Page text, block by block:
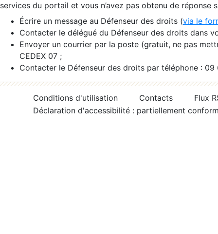
services du portail et vous n’avez pas obtenu de réponse
Écrire un message au Défenseur des droits (via le
Contacter le délégué du Défenseur des droits dans
Envoyer un courrier par la poste (gratuit, ne pas
CEDEX 07 ;
Contacter le Défenseur des droits par téléphone :
Conditions d'utilisation Contacts
Flux
Déclaration d'accessibilité : partiellement